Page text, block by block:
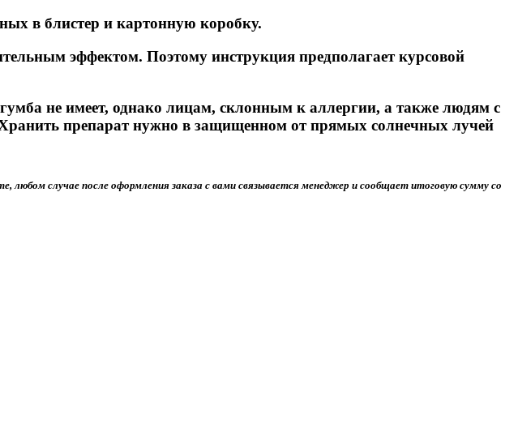
в блистер и картонную коробку.
эффектом. Поэтому инструкция предполагает курсовой
не имеет, однако лицам, склонным к аллергии, а также людям с
препарат нужно в защищенном от прямых солнечных лучей
любом случае после оформления заказа с вами связывается менеджер и сообщает итоговую сумму со